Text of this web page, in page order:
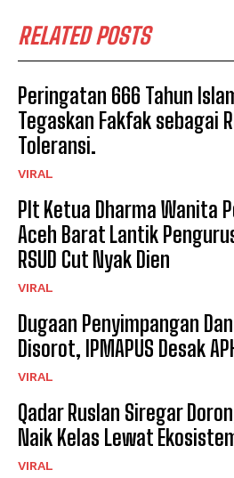
RELATED POSTS
Peringatan 666 Tahun
Tegaskan Fakfak sebagai
Toleransi.
VIRAL
Plt Ketua Dharma Wanita
Aceh Barat Lantik
RSUD Cut Nyak Dien
VIRAL
Dugaan Penyimpangan
Disorot, IPMAPUS Desak
VIRAL
Qadar Ruslan Siregar
Naik Kelas Lewat
VIRAL